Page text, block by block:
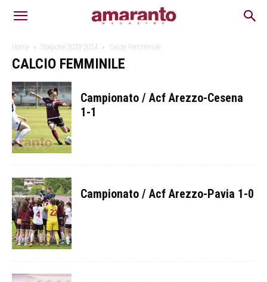
Home Stagione 2023-2024 Calcio Femminile
CALCIO FEMMINILE
Campionato / Acf Arezzo-Cesena
1-1
Campionato / Acf Arezzo-Pavia 1-0